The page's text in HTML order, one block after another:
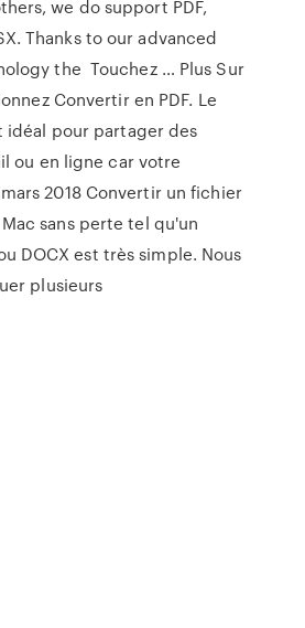
we do support PDF,
Thanks to our advanced
the Touchez … Plus Sur
Convertir en PDF. Le
idéal pour partager des
ou en ligne car votre
2018 Convertir un fichier
sans perte tel qu'un
DOCX est très simple. Nous
plusieurs